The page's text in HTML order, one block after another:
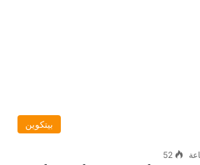
بيتكوين
52